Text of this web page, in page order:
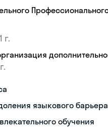
г.
языкового барьера
обучения